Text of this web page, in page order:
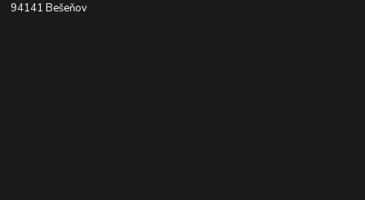
94141 Bešeňov